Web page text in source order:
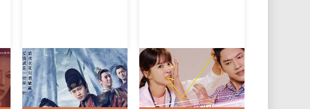
Что скрывают маски
Китай / 2019 / Сериалы /
Мелодрама / Детектив
Рискованный роман
Корея Южная / 2018 /
Сериалы / Мелодрама /
Комедия